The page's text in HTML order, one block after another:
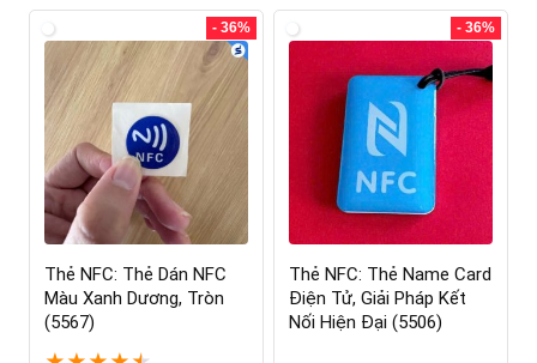
- 36%
Thẻ NFC: Thẻ Dán NFC
Màu Xanh Dương, Tròn
(5567)
- 36%
Thẻ NFC: Thẻ Name Card
Điện Tử, Giải Pháp Kết
Nối Hiện Đại (5506)